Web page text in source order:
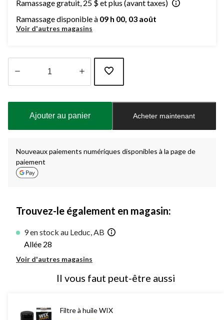
Ramassage gratuit, 25 $ et plus (avant taxes)
Ramassage disponible à 09 h 00, 03 août
Voir d'autres magasins
à
Ajouter au panier Acheter maintenant
Nouveaux paiements numériques disponibles à la page de
paiement
Trouvez-le également en magasin:
9 en stock au Leduc, AB
Allée 28
Voir d'autres magasins
Il vous faut peut-être aussi
Filtre à huile WIX